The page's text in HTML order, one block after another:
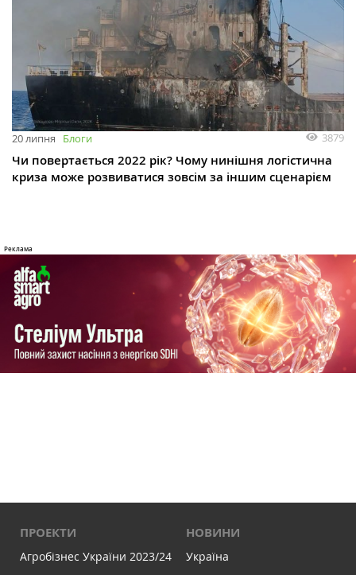
20 липня Блоги 3879
Чи повертається 2022 рік? Чому нинішня логістична
криза може розвиватися зовсім за іншим сценарієм
ПРОЕКТИ
Агробізнес України 2023/24
НОВИНИ
Україна